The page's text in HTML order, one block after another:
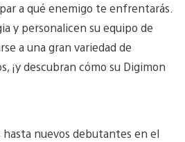
a qué enemigo te enfrentarás.
y personalicen su equipo de
a una gran variedad de
¡y descubran cómo su Digimon
hasta nuevos debutantes en el